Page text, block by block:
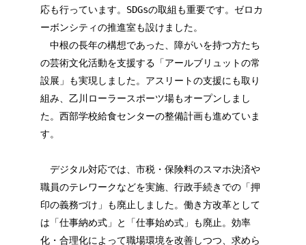
応も行っています。SDGsの取組も重要です。ゼロカ
ーボンシティの推進室も設けました。
中根の長年の構想であった、障がいを持つ方たち
の芸術文化活動を支援する「アールブリュットの常
設展」も実現しました。アスリートの支援にも取り
組み、乙川ローラースポーツ場もオープンしまし
た。西部学校給食センターの整備計画も進めていま
す。
デジタル対応では、市税・保険料のスマホ決済や
職員のテレワークなどを実施、行政手続きでの「押
印の義務づけ」も廃止しました。働き方改革として
は「仕事納め式」と「仕事始め式」も廃止。効率
化・合理化によって職場環境を改善しつつ、求めら